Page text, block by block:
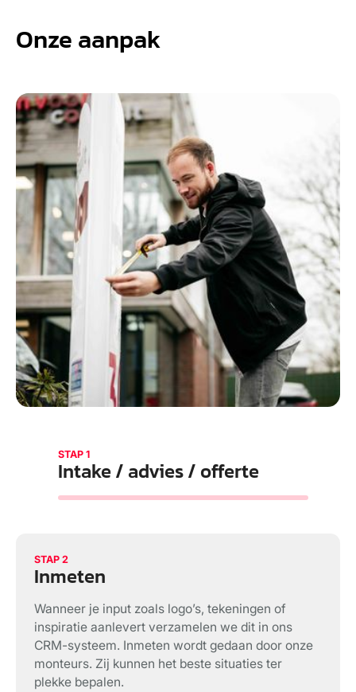
Onze aanpak
STAP 1
Intake / advies / offerte
STAP 2
Inmeten
Wanneer je input zoals logo’s, tekeningen of
inspiratie aanlevert verzamelen we dit in ons
CRM-systeem. Inmeten wordt gedaan door onze
monteurs. Zij kunnen het beste situaties ter
plekke bepalen.